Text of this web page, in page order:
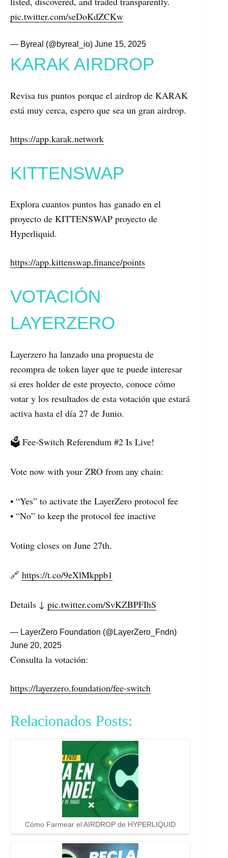
pic.twitter.com/seDoKdZCKw
— Byreal (@byreal_io) June 15, 2025
KARAK AIRDROP
Revisa tus puntos porque el airdrop de KARAK
está muy cerca, espero que sea un gran airdrop.
https://app.karak.network
KITTENSWAP
Explora cuantos puntos has ganado en el
proyecto de KITTENSWAP proyecto de
Hyperliquid.
https://app.kittenswap.finance/points
VOTACIÓN
LAYERZERO
Layerzero ha lanzado una propuesta de
recompra de token layer que te puede interesar
si eres holder de este proyecto, conoce cómo
votar y los resultados de esta votación que estará
activa hasta el día 27 de Junio.
🗳️ Fee-Switch Referendum #2 Is Live!
Vote now with your ZRO from any chain:
• “Yes” to activate the LayerZero protocol fee
• “No” to keep the protocol fee inactive
Voting closes on June 27th.
🔗 https://t.co/9eXlMkppb1
Details ↓ pic.twitter.com/SvKZBPFIhS
— LayerZero Foundation (@LayerZero_Fndn)
June 20, 2025
Consulta la votación:
https://layerzero.foundation/fee-switch
Relacionados Posts:
Cómo Farmear el AIRDROP de HYPERLIQUID